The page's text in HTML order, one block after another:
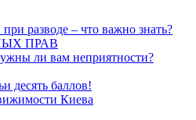
разводе – что важно знать?
ПРАВ
ли вам неприятности?
десять баллов!
Киева